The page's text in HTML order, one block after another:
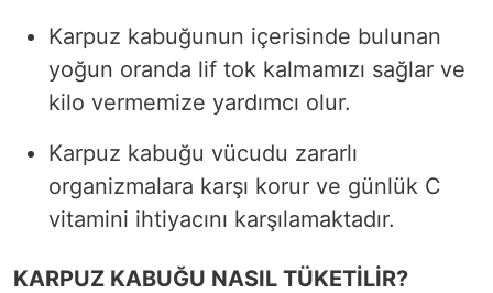
Karpuz kabuğunun içerisinde bulunan
yoğun oranda lif tok kalmamızı sağlar ve
kilo vermemize yardımcı olur.
Karpuz kabuğu vücudu zararlı
organizmalara karşı korur ve günlük C
vitamini ihtiyacını karşılamaktadır.
KARPUZ KABUĞU NASIL TÜKETİLİR?